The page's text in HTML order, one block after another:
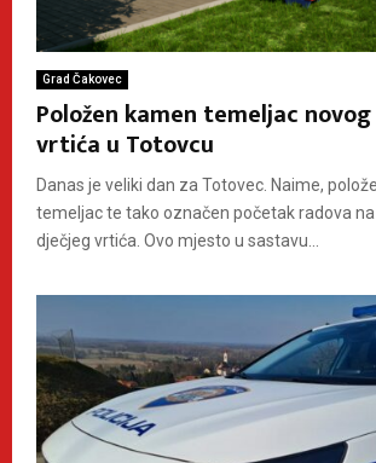
Grad Čakovec
Položen kamen temeljac
vrtića u Totovcu
Danas je veliki dan za Totovec. Naime,
temeljac te tako označen početak radova
dječjeg vrtića. Ovo mjesto u sastavu...